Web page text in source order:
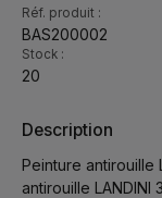
Réf. produit :
BAS200002
Stock :
20
Description
Peinture antirouille
antirouille